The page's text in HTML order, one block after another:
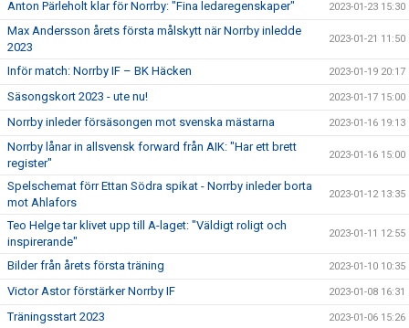
Anton Pärleholt klar för Norrby: "Fina ledaregenskaper" 2023-01-23 15:30
Max Andersson årets första målskytt när Norrby inledde
2023
2023-01-21 11:50
Inför match: Norrby IF – BK Häcken 2023-01-19 20:17
Säsongskort 2023 - ute nu! 2023-01-17 15:00
Norrby inleder försäsongen mot svenska mästarna 2023-01-16 19:13
Norrby lånar in allsvensk forward från AIK: "Har ett brett
register"
2023-01-16 15:00
Spelschemat förr Ettan Södra spikat - Norrby inleder borta
mot Ahlafors
2023-01-12 13:35
Teo Helge tar klivet upp till A-laget: "Väldigt roligt och
inspirerande"
2023-01-11 12:55
Bilder från årets första träning 2023-01-10 10:35
Victor Astor förstärker Norrby IF 2023-01-08 16:31
Träningsstart 2023 2023-01-06 15:26